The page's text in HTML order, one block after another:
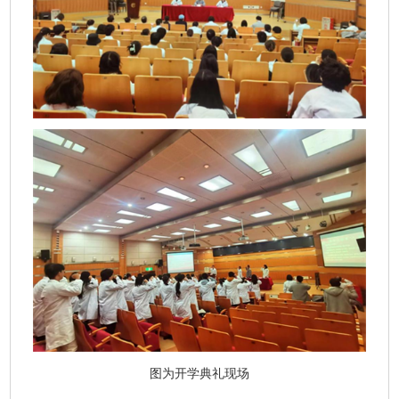
图为开学典礼现场